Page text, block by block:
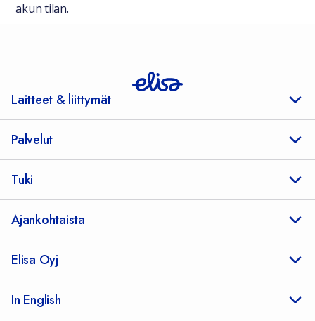
akun tilan.
Laitteet & liittymät
Palvelut
Tuki
Ajankohtaista
Elisa Oyj
In English